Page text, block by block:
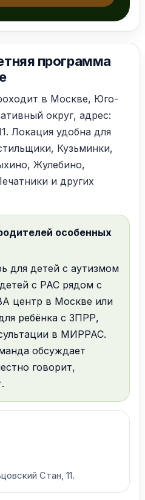
программа
в Москве, Юго-
округ, адрес:
Локация удобна для
Кузьминки,
Жулебино,
и других
особенных
для детей с аутизмом
с РАС рядом с
центр в Москве или
ребёнка с ЗПРР,
в МИРРАС.
обсуждает
говорит,
Стан, 11.
11